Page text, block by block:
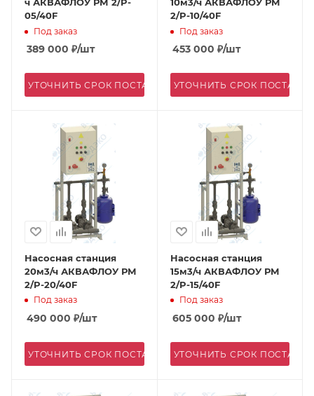
05/40F
Под заказ
389 000 ₽/шт
УТОЧНИТЬ СРОК ПОСТАВКИ
2/P-10/40F
Под заказ
453 000 ₽/шт
УТОЧНИТЬ СРОК
Насосная станция
20м3/ч АКВАФЛОУ РМ
2/P-20/40F
Под заказ
490 000 ₽/шт
УТОЧНИТЬ СРОК ПОСТАВКИ
Насосная станция
15м3/ч АКВАФЛОУ РМ
2/P-15/40F
Под заказ
605 000 ₽/шт
УТОЧНИТЬ СРОК